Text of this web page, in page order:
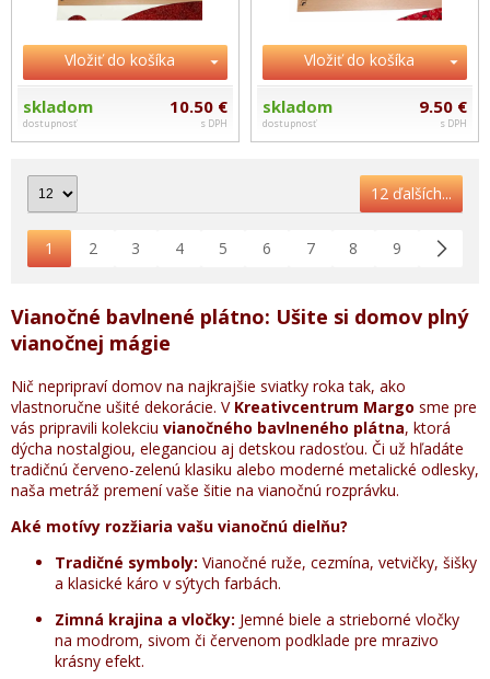
Vložiť do košíka
skladom
dostupnosť
10.50 €
s DPH
Vložiť do košíka
skladom
dostupnosť
9.50 €
s DPH
12 ďalších...
1 2 3 4 5 6 7 8 9
Vianočné bavlnené plátno: Ušite si domov plný
vianočnej mágie
Nič nepripraví domov na najkrajšie sviatky roka tak, ako
vlastnoručne ušité dekorácie. V Kreativcentrum Margo sme pre
vás pripravili kolekciu vianočného bavlneného plátna, ktorá
dýcha nostalgiou, eleganciou aj detskou radosťou. Či už hľadáte
tradičnú červeno-zelenú klasiku alebo moderné metalické odlesky,
naša metráž premení vaše šitie na vianočnú rozprávku.
Aké motívy rozžiaria vašu vianočnú dielňu?
Tradičné symboly: Vianočné ruže, cezmína, vetvičky, šišky
a klasické káro v sýtych farbách.
Zimná krajina a vločky: Jemné biele a strieborné vločky
na modrom, sivom či červenom podklade pre mrazivo
krásny efekt.